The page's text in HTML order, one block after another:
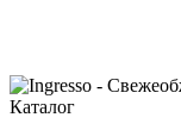
Каталог